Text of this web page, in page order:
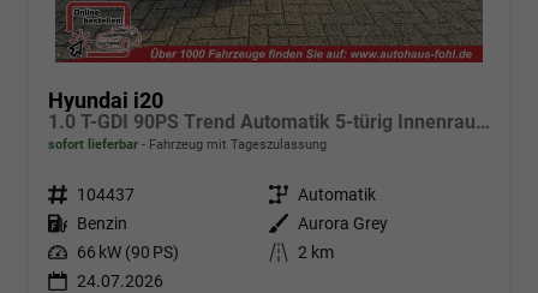
Hyundai i20
1.0 T-GDI 90PS Trend Automatik 5-türig Innenraumkamera 2xKeyless Klimaautomatik Sitzheizung Lenkradheizung Navi Rückf.Kamera PDC Apple CarPlay Android Auto Tempomat Touchscreen 16"LM
sofort lieferbar Fahrzeug mit Tageszulassung
Fahrzeugnr. 104437 Getriebe Automatik
Kraftstoff Benzin Außenfarbe Aurora Grey
Leistung 66 kW (90 PS) Kilometerstand 2 km
24.07.2026